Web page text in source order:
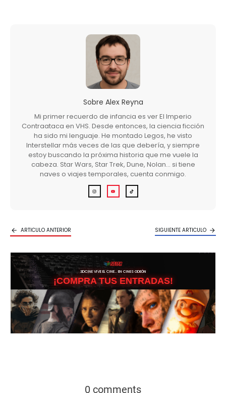
Sobre Alex Reyna
Mi primer recuerdo de infancia es ver El Imperio
Contraataca en VHS. Desde entonces, la ciencia ficción
ha sido mi lenguaje. He montado Legos, he visto
Interstellar más veces de las que debería, y siempre
estoy buscando la próxima historia que me vuele la
cabeza. Star Wars, Star Trek, Dune, Nolan… si tiene
naves o viajes temporales, cuenta conmigo.
ARTICULO ANTERIOR SIGUIENTE ARTICULO
3DCINE VIVE EL CINE… EN CINES ODEÓN
¡COMPRA TUS ENTRADAS!
0 comments